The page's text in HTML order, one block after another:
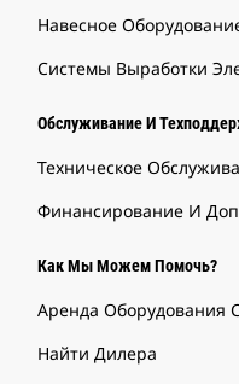
Навесное
Системы Выработки
Обслуживание И
Техническое
Финансирование И
Как Мы Можем Помочь?
Аренда Оборудования
Найти Дилера